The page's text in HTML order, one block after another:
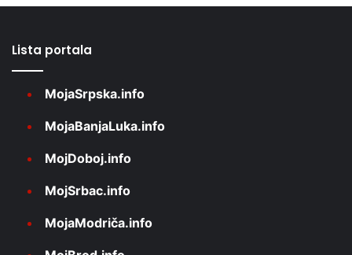
Lista portala
MojaSrpska.info
MojaBanjaLuka.info
MojDoboj.info
MojSrbac.info
MojaModriča.info